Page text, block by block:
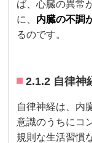
ば、心臓の異常
に、 内臓の不調
るのです。
2.1.2 自律神
自律神経は、内
意識のうちにコ
規則な生活習慣